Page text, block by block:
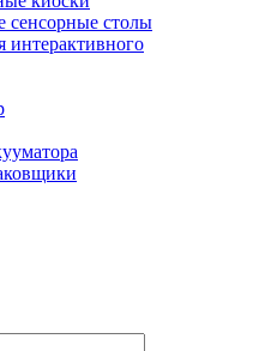
сенсорные столы
интерактивного